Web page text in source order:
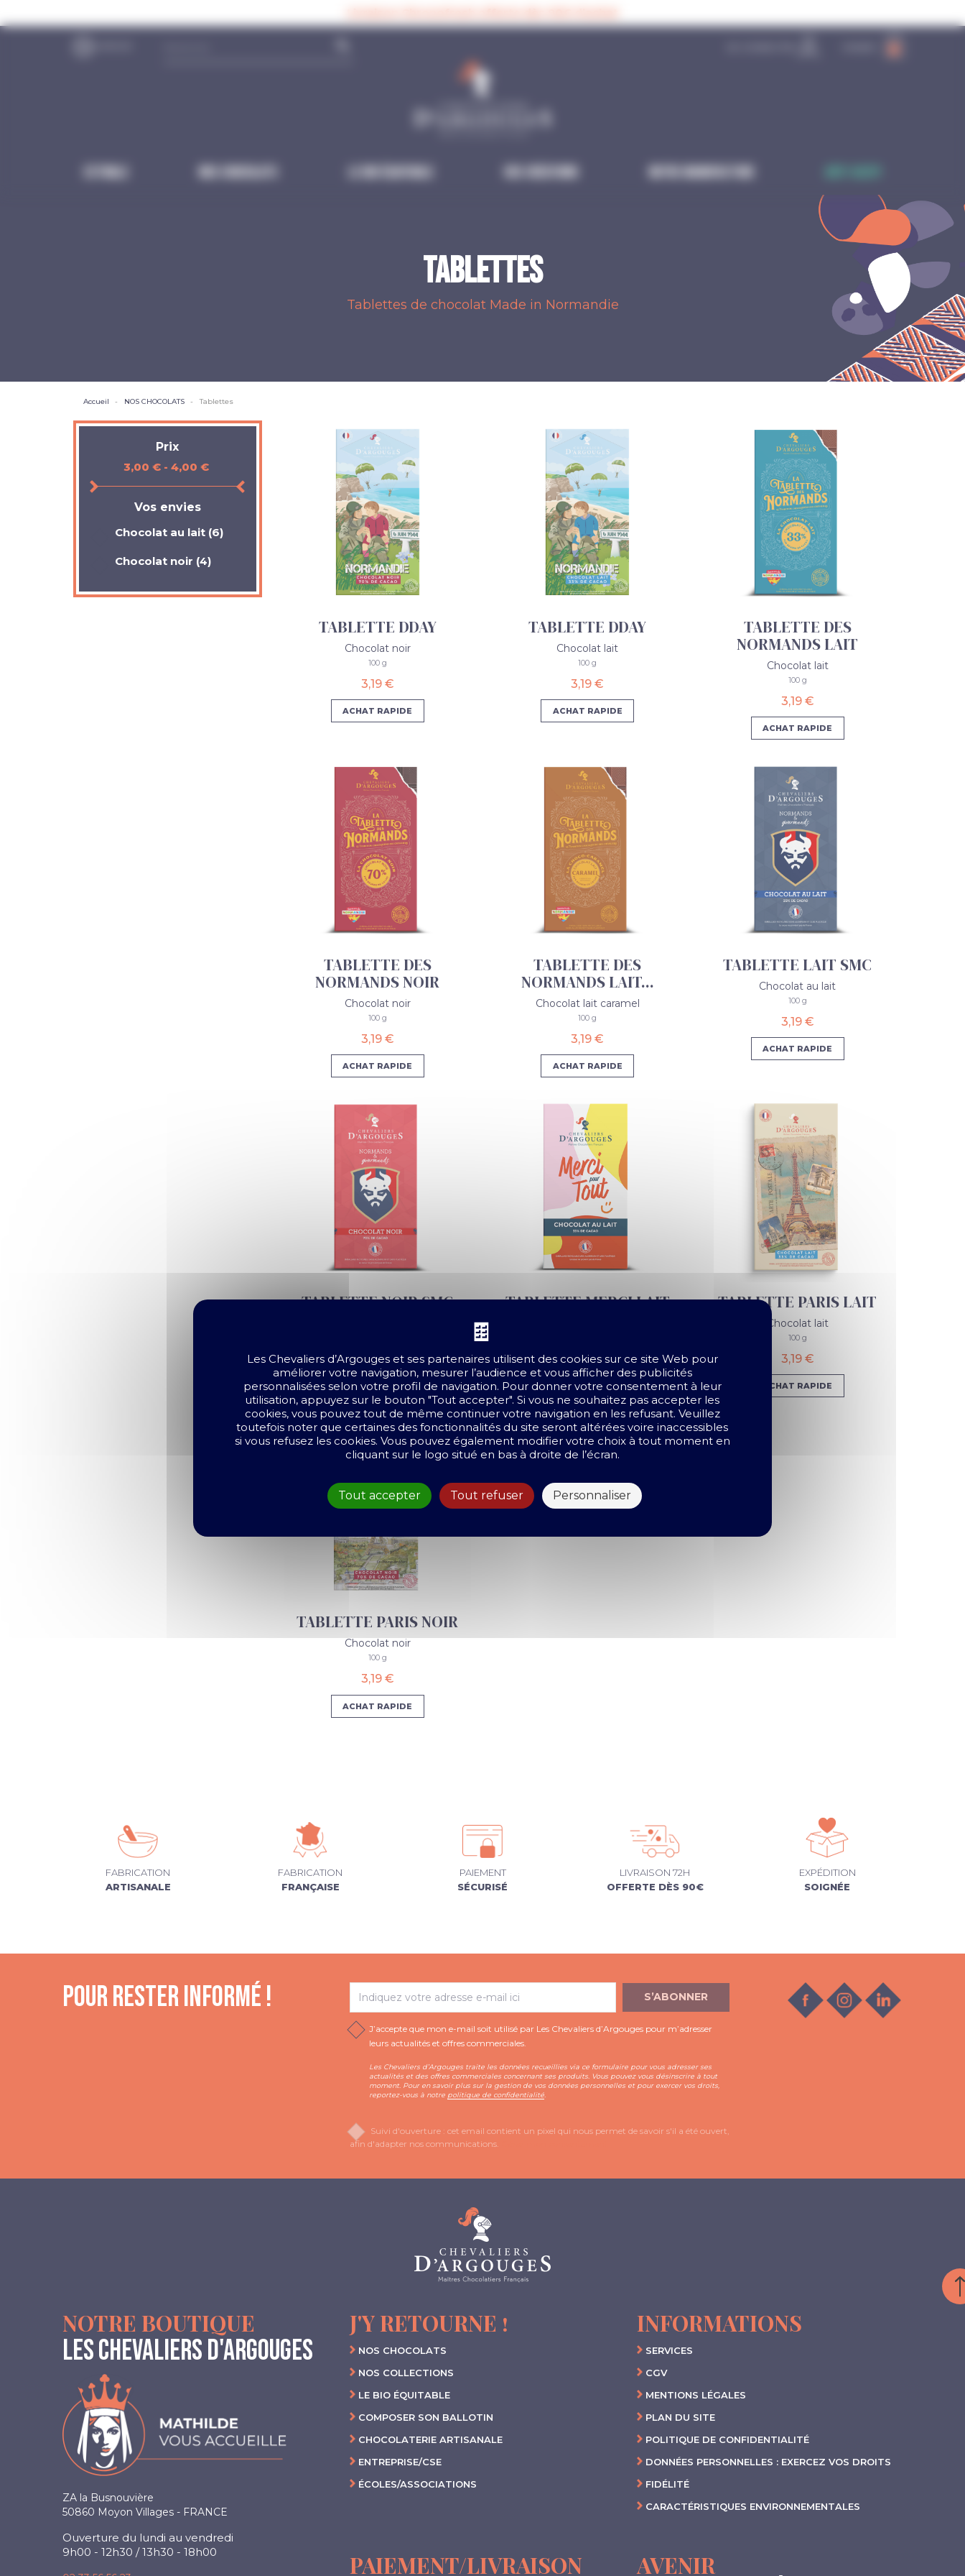
Estivale Le Bio équitable Vos créations Notre manufacture
TABLETTES
Tablettes de chocolat Made in Normandie
Accueil NOS CHOCOLATS Tablettes
Prix
3,00 € - 4,00 €
Vos envies
Chocolat au lait (6)
Chocolat noir (4)
TABLETTE DDAY
Chocolat noir
100 g
3,19 €
ACHAT RAPIDE
TABLETTE DDAY
Chocolat lait
100 g
3,19 €
ACHAT RAPIDE
TABLETTE DES
NORMANDS LAIT
Chocolat lait
100 g
3,19 €
ACHAT RAPIDE
TABLETTE DES
NORMANDS NOIR
Chocolat noir
100 g
3,19 €
ACHAT RAPIDE
TABLETTE DES
NORMANDS LAIT...
Chocolat lait caramel
100 g
3,19 €
ACHAT RAPIDE
TABLETTE LAIT SMC
Chocolat au lait
100 g
3,19 €
ACHAT RAPIDE
TABLETTE NOIR SMC
3,19 €
ACHAT RAPIDE
TABLETTE MERCI LAIT
3,19 €
ACHAT RAPIDE
TABLETTE PARIS LAIT
Chocolat lait
100 g
3,19 €
ACHAT RAPIDE
TABLETTE PARIS NOIR
Chocolat noir
100 g
3,19 €
ACHAT RAPIDE
FABRICATION
ARTISANALE
FABRICATION
FRANÇAISE
PAIEMENT
SÉCURISÉ
LIVRAISON 72H
OFFERTE DÈS 90€
EXPÉDITION
SOIGNÉE
POUR RESTER INFORMÉ !
J’accepte que mon e-mail soit utilisé par Les Chevaliers d’Argouges pour m’adresser
leurs actualités et offres commerciales.
Les Chevaliers d’Argouges traite les données recueillies via ce formulaire pour vous adresser ses
actualités et des offres commerciales concernant ses produits. Vous pouvez vous désinscrire à tout
moment. Pour en savoir plus sur la gestion de vos données personnelles et pour exercer vos droits,
reportez-vous à notre politique de confidentialité
Suivi d'ouverture : cet email contient un pixel qui nous permet de savoir s'il a été ouvert,
afin d'adapter nos communications.
NOTRE BOUTIQUE
LES CHEVALIERS D'ARGOUGES
ZA la Busnouvière
50860 Moyon Villages - FRANCE
Ouverture du lundi au vendredi
9h00 - 12h30 / 13h30 - 18h00
J'Y RETOURNE !
NOS CHOCOLATS
NOS COLLECTIONS
LE BIO ÉQUITABLE
COMPOSER SON BALLOTIN
CHOCOLATERIE ARTISANALE
ENTREPRISE/CSE
ÉCOLES/ASSOCIATIONS
INFORMATIONS
SERVICES
CGV
MENTIONS LÉGALES
PLAN DU SITE
POLITIQUE DE CONFIDENTIALITÉ
DONNÉES PERSONNELLES : EXERCEZ VOS DROITS
FIDÉLITÉ
CARACTÉRISTIQUES ENVIRONNEMENTALES
PAIEMENT/LIVRAISON AVENIR
Les Chevaliers d’Argouges et ses partenairesutilisent des cookies sur ce site Web pour
améliorer votre navigation, mesurer l’audience et vous afficher des publicités
personnalisées selon votre profil de navigation. Pour donner votre consentement à leur
utilisation, appuyez sur le bouton "Tout accepter". Si vous ne souhaitez pas accepter les
cookies, vous pouvez tout de même continuer votre navigation en les refusant. Veuillez
toutefois noter que certaines des fonctionnalités du site seront altérées voire inaccessibles
si vous refusez les cookies. Vous pouvez également modifier votre choix à tout moment en
cliquant sur le logo situé en bas à droite de l’écran.
Tout accepter Tout refuser Personnaliser